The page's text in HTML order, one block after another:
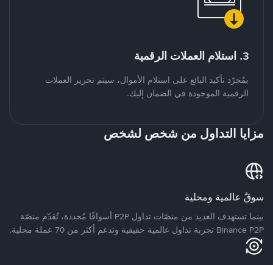
3. استلام العملات الرقمية
بمُجرّد تأكيد البائع على استلام الأموال، سيتم تحرير العملات
الرقمية الموجودة في الضمان إليك.
مزايا التداول من شخص لشخص
سوقٌ عالمية ومحلية
بينما تستهدف العديد من منصّات تداول P2P أسواقًا مُحددة، تُقدّم منصّة
Binance P2P تجربة تداول عالمية حقيقية وتدعم أكثر من 70 عملة محلية.